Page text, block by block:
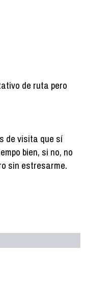
de ruta pero
de visita que sí
bien, si no, no
sin estresarme.